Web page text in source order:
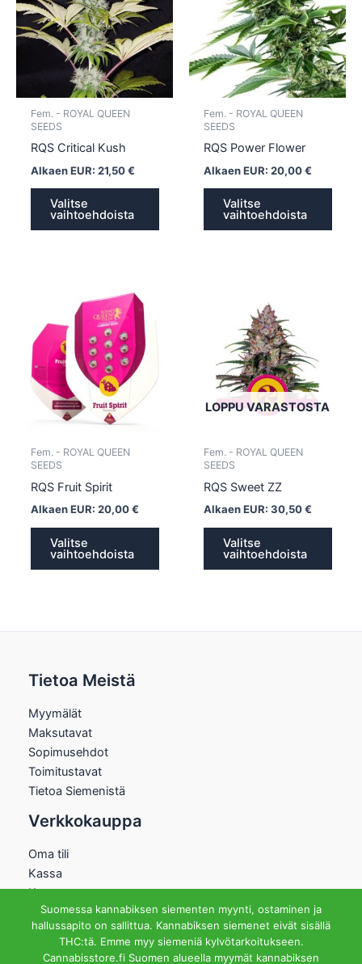
Fem. - ROYAL QUEEN
SEEDS
RQS Critical Kush
Alkaen EUR: 21,50€
Valitse
vaihtoehdoista
useampi
muunnelma.
Voit
tehdä
valinnat
Fem. - ROYAL QUEEN
SEEDS
RQS Power Flower
Alkaen EUR: 20,00€
Valitse
vaihtoehdoista
Voit
tehdä
Fem. - ROYAL QUEEN
SEEDS
RQS Fruit Spirit
Alkaen EUR: 20,00€
Valitse
vaihtoehdoista
muunnelma.
LOPPU VARASTOSTA
Fem. - ROYAL QUEEN
SEEDS
RQS Sweet ZZ
Alkaen EUR: 30,50€
Valitse
vaihtoehdoista
Tietoa Meistä
Myymälät
Maksutavat
Sopimusehdot
Toimitustavat
Tietoa Siemenistä
Verkkokauppa
Oma tili
Kassa
Kauppa
Ostoskori
Helsingin Myymälä
Aukioloajat
Suomessa kannabiksen siementen myynti, ostaminen ja
hallussapito on sallittua. Kannabiksen siemenet eivät sisällä
THC:tä. Emme myy siemeniä kylvötarkoitukseen.
Cannabisstore.fi Suomen alueella myymät kannabiksen